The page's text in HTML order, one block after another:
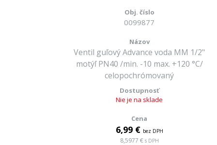
0099877
Ventil guľový Advance voda MM 1/2"
motýľ PN40 /min. -10 max. +120 °C/
celopochrómovaný
Nie je na sklade
6,99 € bez DPH
8,5977 € s DPH